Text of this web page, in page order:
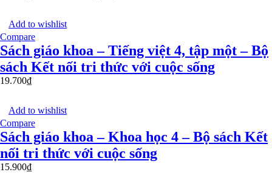
Add to wishlist
Compare
Sách giáo khoa – Tiếng việt 4, tập một – Bộ
sách Kết nối tri thức với cuộc sống
19.700₫
Add to wishlist
Compare
Sách giáo khoa – Khoa học 4 – Bộ sách Kết
nối tri thức với cuộc sống
15.900₫